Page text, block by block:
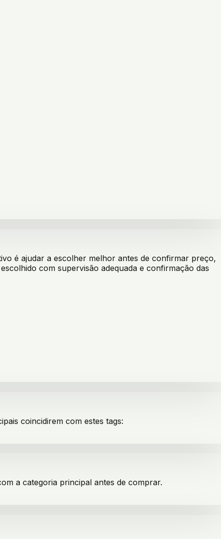
é ajudar a escolher melhor antes de confirmar preço,
com supervisão adequada e confirmação das
coincidirem com estes tags:
a categoria principal antes de comprar.